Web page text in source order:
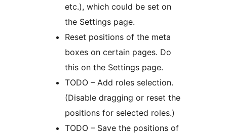
etc.), which could be set on
the Settings page.
Reset positions of the meta
boxes on certain pages. Do
this on the Settings page.
TODO – Add roles selection.
(Disable dragging or reset the
positions for selected roles.)
TODO – Save the positions of